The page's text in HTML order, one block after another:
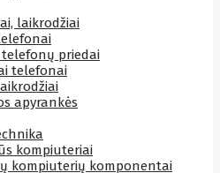
laikrodžiai
priedai
telefonai
apyrankės
kompiuteriai
kompiuterių komponentai